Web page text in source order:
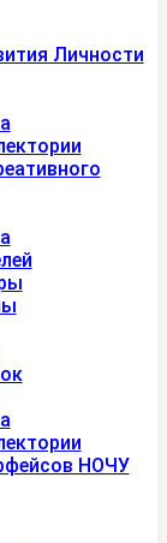
Личности
НОЧУ